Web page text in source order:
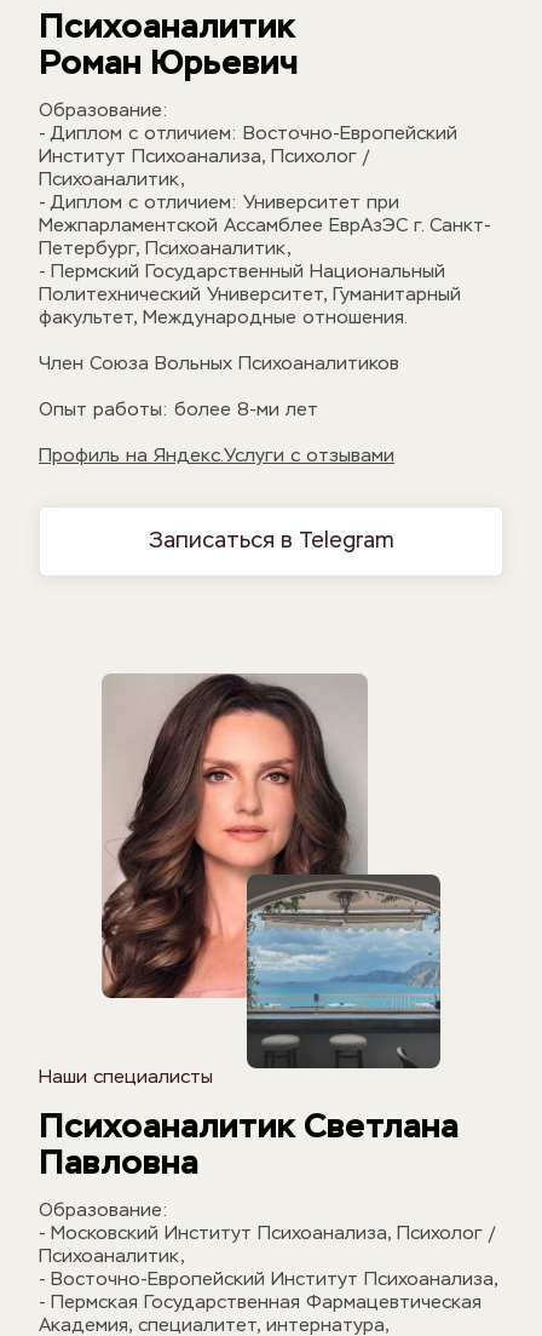
Психоаналитик
Роман Юрьевич
Образование:
- Диплом с отличием: Восточно-Европейский
Институт Психоанализа, Психолог /
Психоаналитик,
- Диплом с отличием: Университет при
Межпарламентской Ассамблее ЕврАзЭС г. Санкт-
Петербург, Психоаналитик,
- Пермский Государственный Национальный
Политехнический Университет, Гуманитарный
факультет, Международные отношения.
Член Союза Вольных Психоаналитиков
Опыт работы: более 8-ми лет
Профиль на Яндекс.Услуги с отзывами
Записаться в Telegram
Наши специалисты
Психоаналитик Светлана
Павловна
Образование:
- Московский Институт Психоанализа, Психолог /
Психоаналитик,
- Восточно-Европейский Институт Психоанализа,
- Пермская Государственная Фармацевтическая
Академия, специалитет, интернатура,